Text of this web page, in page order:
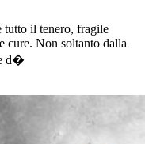
tutto il tenero, fragile
cure. Non soltanto dalla
d�